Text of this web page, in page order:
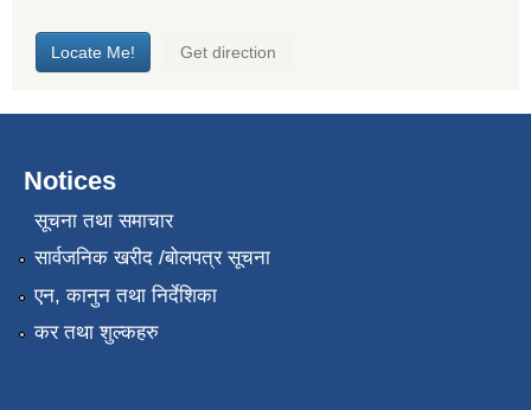
Notices
सूचना तथा समाचार
सार्वजनिक खरीद /बोलपत्र सूचना
एन, कानुन तथा निर्देशिका
कर तथा शुल्कहरु